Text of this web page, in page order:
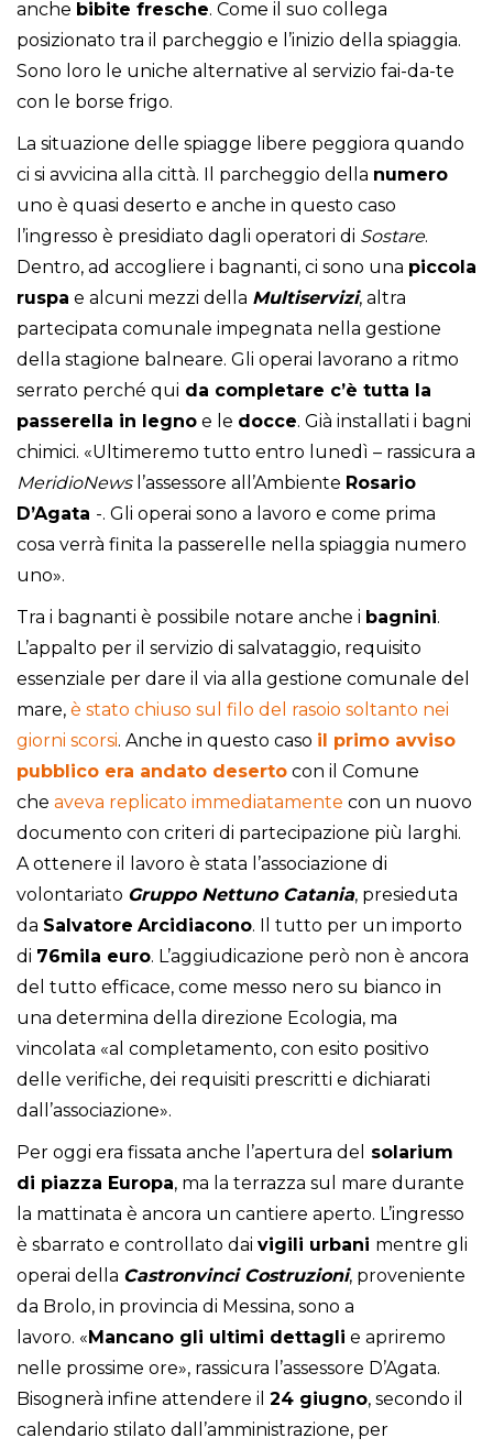
anche bibite fresche. Come il suo collega
posizionato tra il parcheggio e l’inizio della spiaggia.
Sono loro le uniche alternative al servizio fai-da-te
con le borse frigo.
La situazione delle spiagge libere peggiora quando
ci si avvicina alla città. Il parcheggio della numero
uno è quasi deserto e anche in questo caso
l’ingresso è presidiato dagli operatori di Sostare.
Dentro, ad accogliere i bagnanti, ci sono una piccola
ruspa e alcuni mezzi della Multiservizi, altra
partecipata comunale impegnata nella gestione
della stagione balneare. Gli operai lavorano a ritmo
serrato perché qui da completare c’è tutta la
passerella in legno e le docce. Già installati i bagni
chimici. «Ultimeremo tutto entro lunedì – rassicura a
MeridioNews l’assessore all’Ambiente Rosario
D’Agata -. Gli operai sono a lavoro e come prima
cosa verrà finita la passerelle nella spiaggia numero
uno».
Tra i bagnanti è possibile notare anche i bagnini.
L’appalto per il servizio di salvataggio, requisito
essenziale per dare il via alla gestione comunale del
mare, è stato chiuso sul filo del rasoio soltanto nei
giorni scorsi. Anche in questo caso il primo avviso
pubblico era andato deserto con il Comune
che aveva replicato immediatamente con un nuovo
documento con criteri di partecipazione più larghi.
A ottenere il lavoro è stata l’associazione di
volontariato Gruppo Nettuno Catania, presieduta
da Salvatore Arcidiacono. Il tutto per un importo
di 76mila euro. L’aggiudicazione però non è ancora
del tutto efficace, come messo nero su bianco in
una determina della direzione Ecologia, ma
vincolata «al completamento, con esito positivo
delle verifiche, dei requisiti prescritti e dichiarati
dall’associazione».
Per oggi era fissata anche l’apertura del
solarium
di piazza Europa, ma la terrazza sul mare durante
la mattinata è ancora un cantiere aperto. L’ingresso
è sbarrato e controllato dai vigili urbani mentre gli
operai della Castronvinci Costruzioni, proveniente
da Brolo, in provincia di Messina, sono a
lavoro. «Mancano gli ultimi dettagli e apriremo
nelle prossime ore», rassicura l’assessore D’Agata.
Bisognerà infine attendere il 24 giugno, secondo il
calendario stilato dall’amministrazione, per